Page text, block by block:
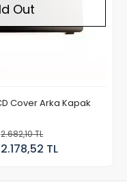
Out
Cover Arka Kapak
2.682,10 TL
2.178,52 TL